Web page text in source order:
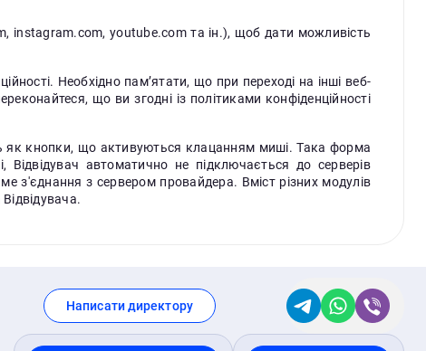
instagram.com, youtube.com та ін.), щоб дати можливість
Необхідно пам’ятати, що при переході на інші веб-
що ви згодні із політиками конфіденційності
як кнопки, що активуються клацанням миші. Така форма
автоматично не підключається до серверів
з'єднання з сервером провайдера. Вміст різних модулів
Написати директору